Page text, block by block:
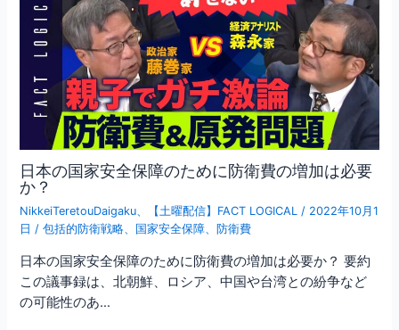
日本の国家安全保障のために防衛費の増加は必要
か？
NikkeiTeretouDaigaku、 【土曜配信】FACT LOGICAL / 2022年10月1
日 /包括的防衛戦略、 国家安全保障、 防衛費
日本の国家安全保障のために防衛費の増加は必要か？ 要約
この議事録は、北朝鮮、ロシア、中国や台湾との紛争など
の可能性のあ…